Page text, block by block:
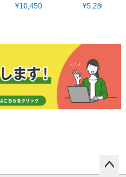
語 韓国語）」大サイ
¥10,450
語）」小サ
¥5,280